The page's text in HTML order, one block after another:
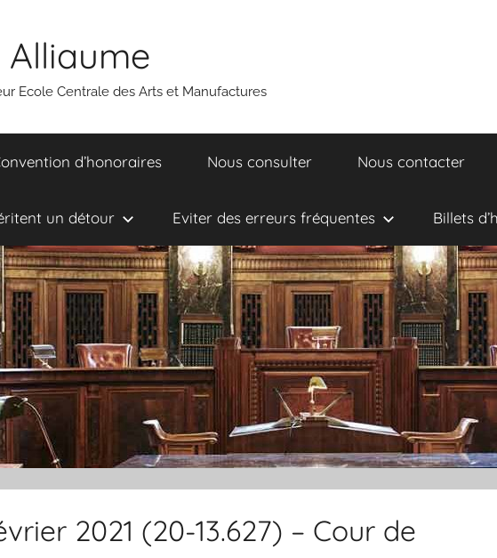
Ecole Centrale des Arts et Manufactures
d’honoraires Nous consulter Nous contacter
un détour Eviter des erreurs fréquentes Billets
2021 (20-13.627) – Cour de